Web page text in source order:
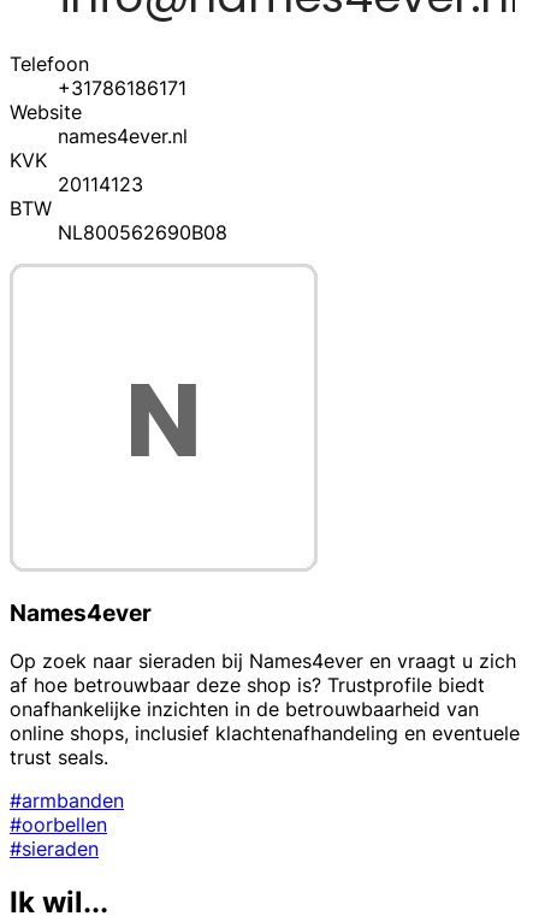
Telefoon
+31786186171
Website
names4ever.nl
KVK
20114123
BTW
NL800562690B08
Names4ever
Op zoek naar sieraden bij Names4ever en vraagt u zich
af hoe betrouwbaar deze shop is? Trustprofile biedt
onafhankelijke inzichten in de betrouwbaarheid van
online shops, inclusief klachtenafhandeling en eventuele
trust seals.
#armbanden
#oorbellen
#sieraden
Ik wil...